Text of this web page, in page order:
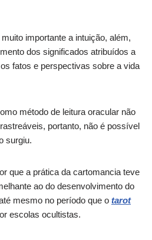
importante a intuição, além,
dos significados atribuídos a
fatos e perspectivas sobre a vida
método de leitura oracular não
portanto, não é possível
surgiu.
que a prática da cartomancia teve
ao do desenvolvimento do
mesmo no período que o tarot
escolas ocultistas.